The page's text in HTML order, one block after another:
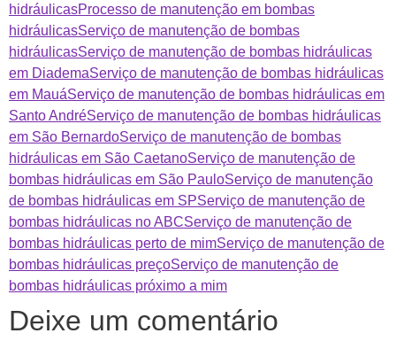
hidráulicasProcesso de manutenção em bombas
hidráulicasServiço de manutenção de bombas
hidráulicasServiço de manutenção de bombas hidráulicas
em DiademaServiço de manutenção de bombas hidráulicas
em MauáServiço de manutenção de bombas hidráulicas em
Santo AndréServiço de manutenção de bombas hidráulicas
em São BernardoServiço de manutenção de bombas
hidráulicas em São CaetanoServiço de manutenção de
bombas hidráulicas em São PauloServiço de manutenção
de bombas hidráulicas em SPServiço de manutenção de
bombas hidráulicas no ABCServiço de manutenção de
bombas hidráulicas perto de mimServiço de manutenção de
bombas hidráulicas preçoServiço de manutenção de
bombas hidráulicas próximo a mim
Deixe um comentário